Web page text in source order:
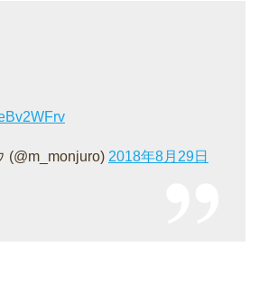
(@m_monjuro) 2018年8月29日